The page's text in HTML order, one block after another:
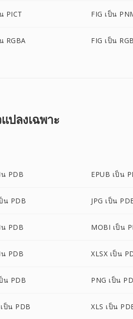
PICT FIG เป็น
RGBA FIG เป็น
ปลงเฉพาะ
น PDB EPUB เป็น
น PDB JPG เป็น
น PDB MOBI เป็น
น PDB XLSX เป็น
น PDB PNG เป็น
ป็น PDB XLS เป็น